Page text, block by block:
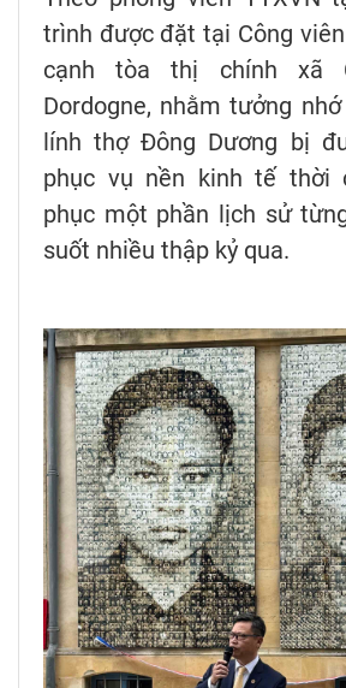
trình được đặt tại Công
cạnh tòa thị chính xã
Dordogne, nhằm tưởng
lính thợ Đông Dương bị
phục vụ nền kinh tế thời
phục một phần lịch sử
suốt nhiều thập kỷ qua.